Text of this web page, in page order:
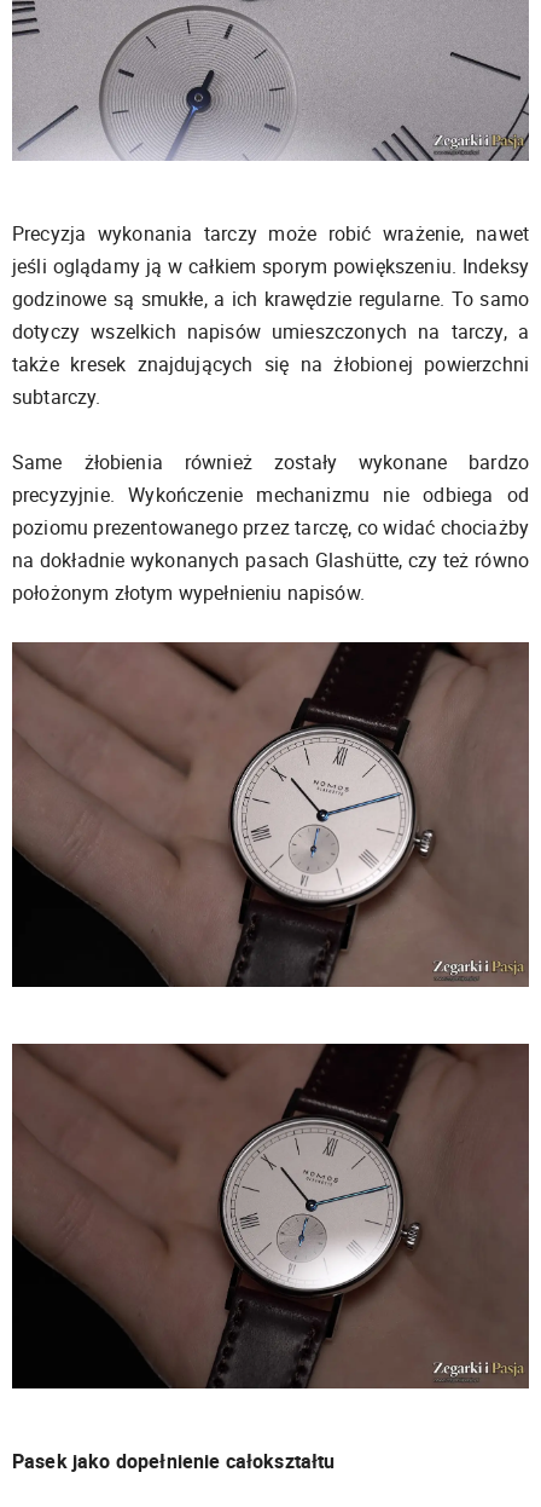
Precyzja wykonania tarczy może robić wrażenie, nawet
jeśli oglądamy ją w całkiem sporym powiększeniu. Indeksy
godzinowe są smukłe, a ich krawędzie regularne. To samo
dotyczy wszelkich napisów umieszczonych na tarczy, a
także kresek znajdujących się na żłobionej powierzchni
subtarczy.
Same żłobienia również zostały wykonane bardzo
precyzyjnie. Wykończenie mechanizmu nie odbiega od
poziomu prezentowanego przez tarczę, co widać chociażby
na dokładnie wykonanych pasach Glashütte, czy też równo
położonym złotym wypełnieniu napisów.
Pasek jako dopełnienie całokształtu